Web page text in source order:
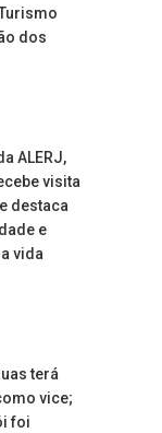
dos
ALERJ,
visita
destaca
e
vida
terá
vice;
foi